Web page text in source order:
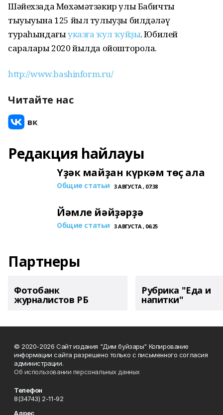
Шәйехзада Мөхәмәтзәкир улы Бабичтың
тыуыуына 125 йыл тулыуҙы билдәләү
тураһындағыуказға ҡул ҡуйҙы. Юбилей
саралары 2020 йылда ойошторола.
http://www.bashinform.ru/
Читайте нас
Редакция һайлауы
Үҙәк майҙан күркәм төҫ ала
Общие статьи 3 АВГУСТА , 07:38
Йәмле йәйҙәрҙә
Общие статьи 3 АВГУСТА , 06:25
Партнеры
Фотобанк
журналистов РБ
Рубрика "Еда и
напитки"
© 2020-2026 Сайт издания "Дим буйзары" Копирование
информации сайта разрешено только с письменного согласия
администрации.
Об использовании персональных данных
Телефон
8(34743) 2-11-92
Адрес